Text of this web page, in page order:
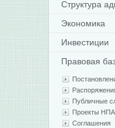
Структура
Экономика
Инвестиции
Правовая
Публичные
Проекты НПА
Соглашения